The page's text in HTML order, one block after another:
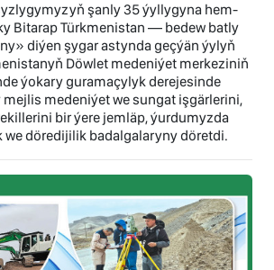
şanly 35 ýyllygyna hem-
Bitarap Türkmenistan — bedew batly
diýen şygar astynda geçýän ýylyň
Döwlet medeniýet merkeziniň
ýokary guramaçylyk derejesinde
medeniýet we sungat işgärlerini,
bir ýere jemläp, ýurdumyzda
we döredijilik badalgalaryny döretdi.